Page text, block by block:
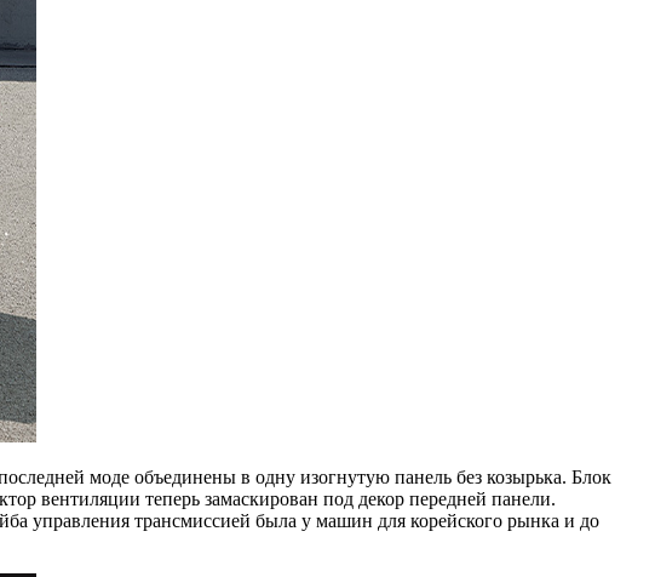
моде объединены в одну изогнутую панель без козырька. Блок
вентиляции теперь замаскирован под декор передней панели.
управления трансмиссией была у машин для корейского рынка и до